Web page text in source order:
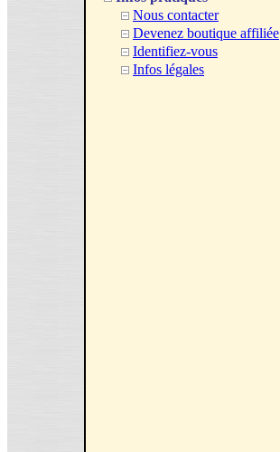
Nous contacter
Devenez boutique affiliée
Identifiez-vous
Infos légales